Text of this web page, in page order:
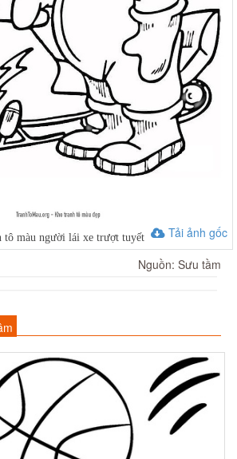
Tải ảnh gốc
tô màu người lái xe trượt tuyết
Nguồn: Sưu tầm